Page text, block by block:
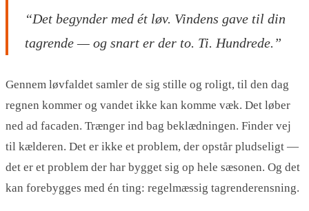
“Det begynder med ét løv. Vindens gave til din
tagrende — og snart er der to. Ti. Hundrede.”
Gennem løvfaldet samler de sig stille og roligt, til den dag
regnen kommer og vandet ikke kan komme væk. Det løber
ned ad facaden. Trænger ind bag beklædningen. Finder vej
til kælderen. Det er ikke et problem, der opstår pludseligt —
det er et problem der har bygget sig op hele sæsonen. Og det
kan forebygges med én ting: regelmæssig tagrenderensning.